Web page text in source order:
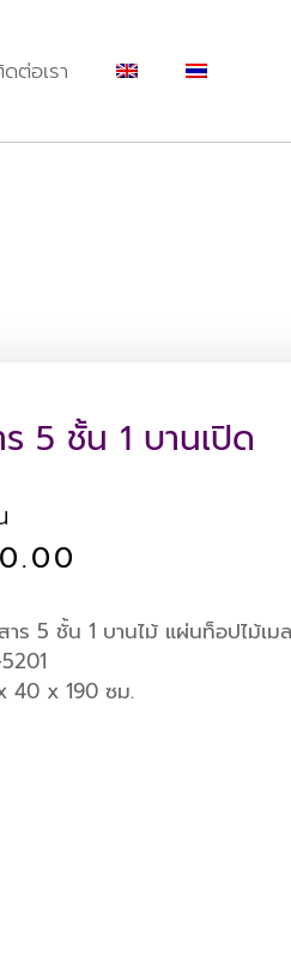
ต่อเรา
5 ชั้น 1 บานเปิด
าร 5 ชั้น 1 บานไม้ แผ่นท็อปไม้เม
40 x 190 ซม.